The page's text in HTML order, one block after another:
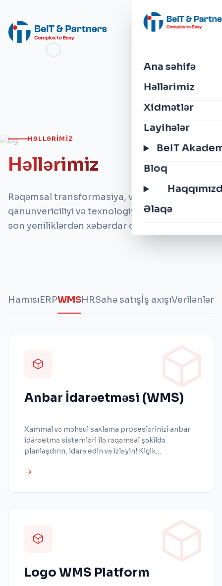
Ana səhifə
Həllərimiz
Xidmətlər
Layihələr
BeIT
Bloq
Əlaqə
HƏLLƏRIMIZ
Həllərimiz
Rəqəmsal transformasiya, vergi
qanunvericiliyi və texnologiya dünyasındakı
son yeniliklərdən xəbərdar olun.
HamısıERPWMSHRSahə satışİş axışıVerilənlər
Anbar İdarəetməsi (WMS)
Xammal və məhsul saxlama proseslərinizi anbar
idarəetmə sistemləri ilə rəqəmsal şəkildə
planlaşdırın, idarə edin və izləyin! Kiçik
qədər hər bir ehtiyaca uyğunlaşdırılmış
idarəetmə sistemi həlləri ilə xərc və vaxt qənaətinə
Logo WMS Platform